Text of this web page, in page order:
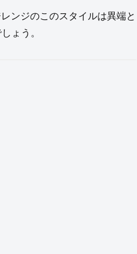
ンジのこのスタイルは異端と
ょう。